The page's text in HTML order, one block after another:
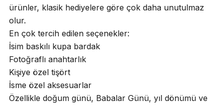
ürünler, klasik hediyelere göre çok daha unutulmaz
olur.
En çok tercih edilen seçenekler:
İsim baskılı kupa bardak
Fotoğraflı anahtarlık
Kişiye özel tişört
İsme özel aksesuarlar
Özellikle doğum günü, Babalar Günü, yıl dönümü ve